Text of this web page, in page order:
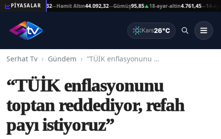
PİYASALAR
Altın44.092,32 — Hamit Altın44.092,32—Gümüş95,85▲18-ayar-altin4.761,45—14-ayar-
Kars26°C
Serhat Tv Gündem “TÜİK enflasyonunu toptan reddediyor, refah payı istiyoruz”
“TÜİK enflasyonunu
toptan reddediyor, refah
payı istiyoruz”